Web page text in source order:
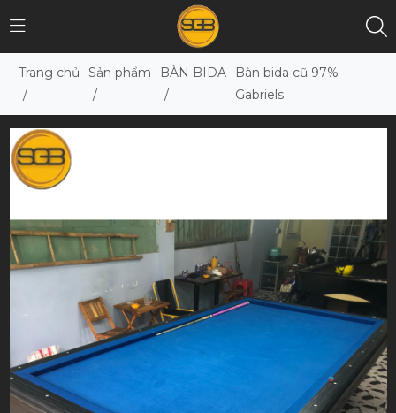
Trang chủ
/
Sản phẩm
/
BÀN BIDA
/
Bàn bida cũ 97% -
Gabriels